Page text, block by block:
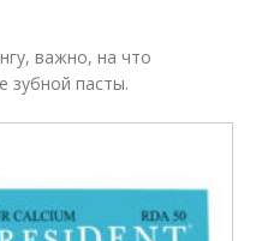
важно, на что
зубной пасты.